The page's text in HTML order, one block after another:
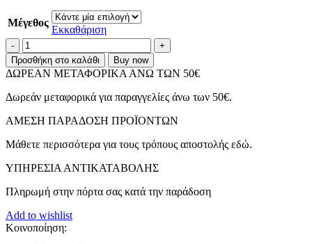
was:
55,00 €.
τιμή
είναι:
37,90 €.
Μέγεθος
Εκκαθάριση
Umbro
Toccare
III
FG
Ποδοσφαιρικά
Παπούτσια
με
Μπλε
(81919U-
ποσότητα
Προσθήκη στο καλάθι Buy now
ΔΩΡΕΑΝ ΜΕΤΑΦΟΡΙΚΑ ΑΝΩ ΤΩΝ 50€
Δωρεάν μεταφορικά για παραγγελίες άνω των 50€.
ΑMEΣΗ ΠΑΡΑΔΟΣΗ ΠΡΟΪΟΝΤΩΝ
Μάθετε περισσότερα για τους τρόπους αποστολής εδώ.
ΥΠΗΡΕΣΙΑ ΑΝΤΙΚΑΤΑΒΟΛΗΣ
Πληρωμή στην πόρτα σας κατά την παράδοση
Add to wishlist
Κοινοποίηση: